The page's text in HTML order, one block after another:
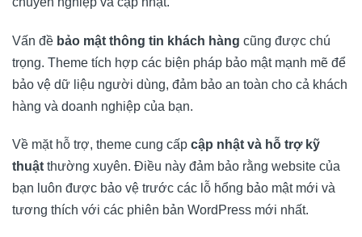
Vấn đề bảo mật thông tin khách hàng cũng được chú
trọng. Theme tích hợp các biện pháp bảo mật mạnh mẽ để
bảo vệ dữ liệu người dùng, đảm bảo an toàn cho cả khách
hàng và doanh nghiệp của bạn.
Về mặt hỗ trợ, theme cung cấp cập nhật và hỗ trợ kỹ
thuật thường xuyên. Điều này đảm bảo rằng website của
bạn luôn được bảo vệ trước các lỗ hổng bảo mật mới và
tương thích với các phiên bản WordPress mới nhất.